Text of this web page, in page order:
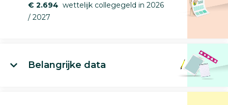
€ 2.694 wettelijk collegegeld in 2026
/ 2027
Belangrijke data